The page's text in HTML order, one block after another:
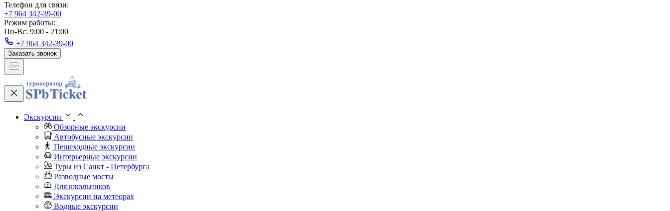
Телефон для связи:
+7 964 342-39-00
Режим работы:
Пн-Вс: 9:00 - 21:00
+7 964 342-39-00
Заказать звонок
Экскурсии
Обзорные экскурсии
Автобусные экскурсии
Пешеходные экскурсии
Интерьерные экскурсии
Туры из Санкт - Петербурга
Разводные мосты
Для школьников
Экскурсии на метеорах
Водные экскурсии